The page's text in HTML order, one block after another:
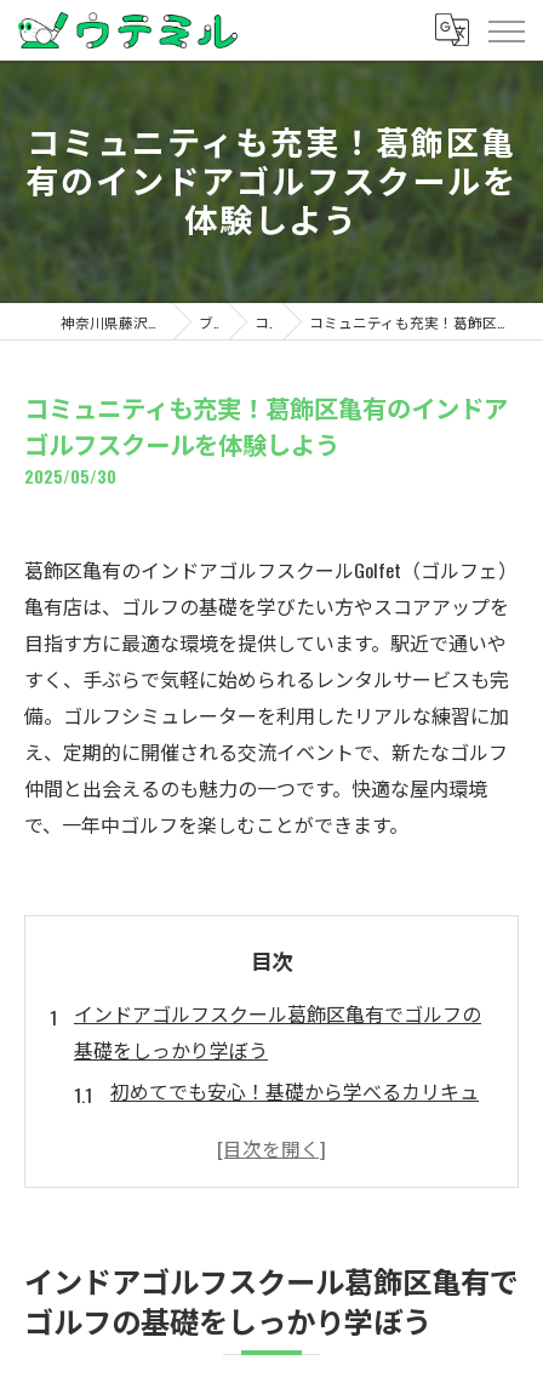
コミュニティも充実！葛飾区亀
有のインドアゴルフスクールを
体験しよう
ブログ コラム コミュニティも充実！葛飾区亀有のインドアゴルフスクールを体験しよう
コミュニティも充実！葛飾区亀有のインドア
ゴルフスクールを体験しよう
2025/05/30
葛飾区亀有のインドアゴルフスクールGolfet（ゴルフェ）
亀有店は、ゴルフの基礎を学びたい方やスコアアップを
目指す方に最適な環境を提供しています。駅近で通いや
すく、手ぶらで気軽に始められるレンタルサービスも完
備。ゴルフシミュレーターを利用したリアルな練習に加
え、定期的に開催される交流イベントで、新たなゴルフ
仲間と出会えるのも魅力の一つです。快適な屋内環境
で、一年中ゴルフを楽しむことができます。
目次
インドアゴルフスクール葛飾区亀有でゴルフの
基礎をしっかり学ぼう
初めてでも安心！基礎から学べるカリキュ
ゴルフの正しい姿勢とスイングを習得しよ
魅力
初心者に優しいゴルフシミュレーターの活
インドアゴルフスクール葛飾区亀有で
ゴルフの基礎をしっかり学ぼう